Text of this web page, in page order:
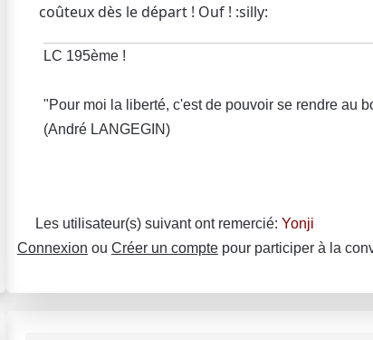
coûteux dès le départ ! Ouf ! :silly:
LC 195ème !
"Pour moi la liberté, c'est de pouvoir se rendre au
(André LANGEGIN)
Les utilisateur(s) suivant ont remercié: Yonji
Connexion ou Créer un compte pour participer à la